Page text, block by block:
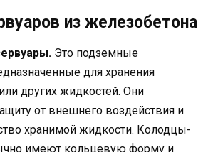
из железобетона
Это подземные
для хранения
других жидкостей. Они
от внешнего воздействия и
хранимой жидкости. Колодцы-
имеют кольцевую форму и